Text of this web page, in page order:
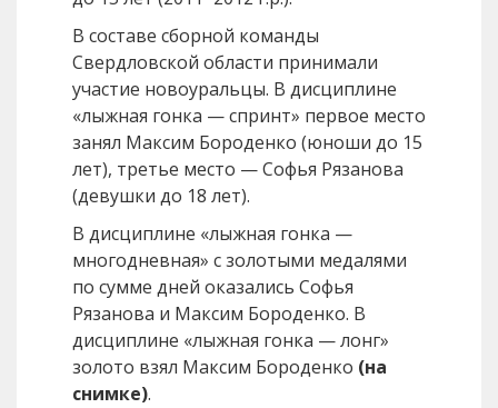
В составе сборной команды
Свердловской области принимали
участие новоуральцы. В дисциплине
«лыжная гонка — спринт» первое место
занял Максим Бороденко (юноши до 15
лет), третье место — Софья Рязанова
(девушки до 18 лет).
В дисциплине «лыжная гонка —
многодневная» с золотыми медалями
по сумме дней оказались Софья
Рязанова и Максим Бороденко. В
дисциплине «лыжная гонка — лонг»
золото взял Максим Бороденко (на
снимке).